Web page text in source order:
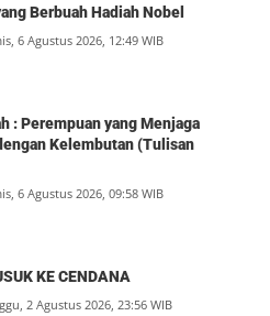
Berbuah Hadiah Nobel
6 Agustus 2026, 12:49 WIB
: Perempuan yang Menjaga
Kelembutan (Tulisan
6 Agustus 2026, 09:58 WIB
KE CENDANA
2 Agustus 2026, 23:56 WIB